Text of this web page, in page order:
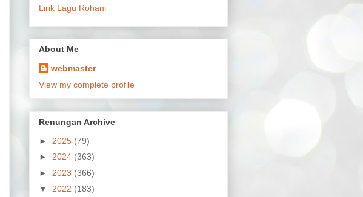
Lirik Lagu Rohani
About Me
webmaster
View my complete profile
Renungan Archive
► 2025 (79)
► 2024 (363)
► 2023 (366)
▼ 2022 (183)